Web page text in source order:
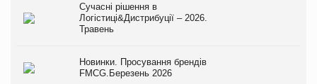
Сучасні рішення в
Логістиці&Дистрибуції – 2026.
Травень
Новинки. Просування брендів
FMCG.Березень 2026